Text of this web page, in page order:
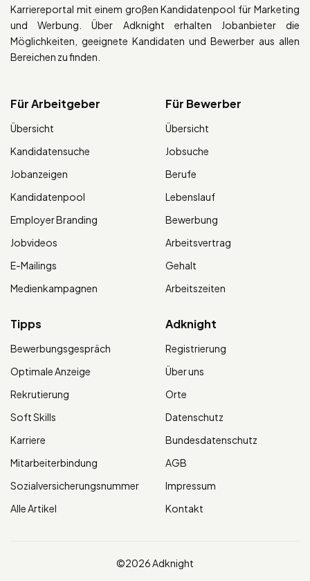
Karriereportal mit einem großen Kandidatenpool für Marketing
und Werbung. Über Adknight erhalten Jobanbieter die
Möglichkeiten, geeignete Kandidaten und Bewerber aus allen
Bereichen zu finden.
Für Arbeitgeber
Übersicht
Kandidatensuche
Jobanzeigen
Kandidatenpool
Employer Branding
Jobvideos
E-Mailings
Medienkampagnen
Für Bewerber
Übersicht
Jobsuche
Berufe
Lebenslauf
Bewerbung
Arbeitsvertrag
Gehalt
Arbeitszeiten
Tipps
Bewerbungsgespräch
Optimale Anzeige
Rekrutierung
Soft Skills
Karriere
Mitarbeiterbindung
Sozialversicherungsnummer
Alle Artikel
Adknight
Registrierung
Über uns
Orte
Datenschutz
Bundesdatenschutz
AGB
Impressum
Kontakt
©2026 Adknight